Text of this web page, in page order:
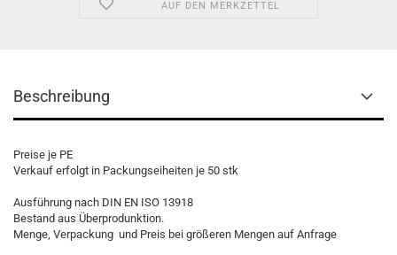
AUF DEN MERKZETTEL
Beschreibung
Preise je PE
Verkauf erfolgt in Packungseiheiten je 50 stk
Ausführung nach DIN EN ISO 13918
Bestand aus Überprodunktion.
Menge, Verpackung und Preis bei größeren Mengen auf Anfrage